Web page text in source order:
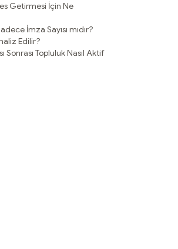
Getirmesi İçin Ne
İmza Sayısı mıdır?
Edilir?
Sonrası Topluluk Nasıl Aktif